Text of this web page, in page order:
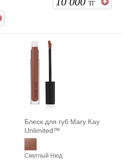
ТГ
Блеск для губ Mary Kay
Unlimited™
Смуглый Нюд